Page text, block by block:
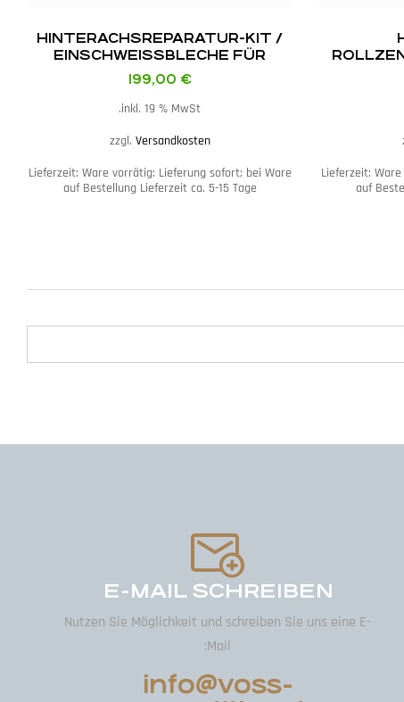
KIT
Lieferzeit:
auf
HINTERACHSREPARATUR-KIT /
EINSCHWEISSBLECHE FÜR
STARKE RISSE PASSEND FÜR B
MW E46 M3
199,00 €
inkl. 19 % MwSt.
zzgl. Versandkosten
Lieferzeit: Ware vorrätig: Lieferung sofort; bei Ware
auf Bestellung Lieferzeit ca. 5-15 Tage
E-MAIL SCHREIBEN
Nutzen Sie Möglichkeit und schreiben Sie uns eine E-
Mail:
info@voss-